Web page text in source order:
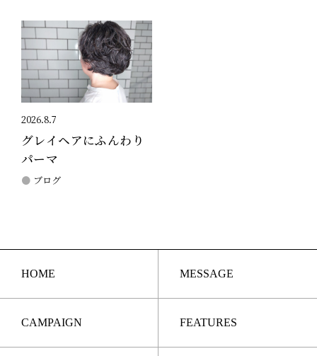
2026.8.7
グレイヘアにふんわり
パーマ
ブログ
HOME MESSAGE
CAMPAIGN FEATURES